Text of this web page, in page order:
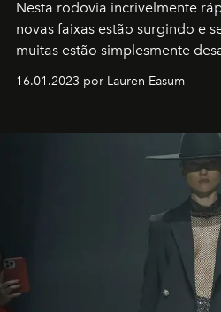
Nesta rodovia incrivelmente
novas faixas estão surgindo e
muitas estão simplesmente
transportador AMTD abrindo
por propósitos, com um claro
16.01.2023 por Lauren Easum